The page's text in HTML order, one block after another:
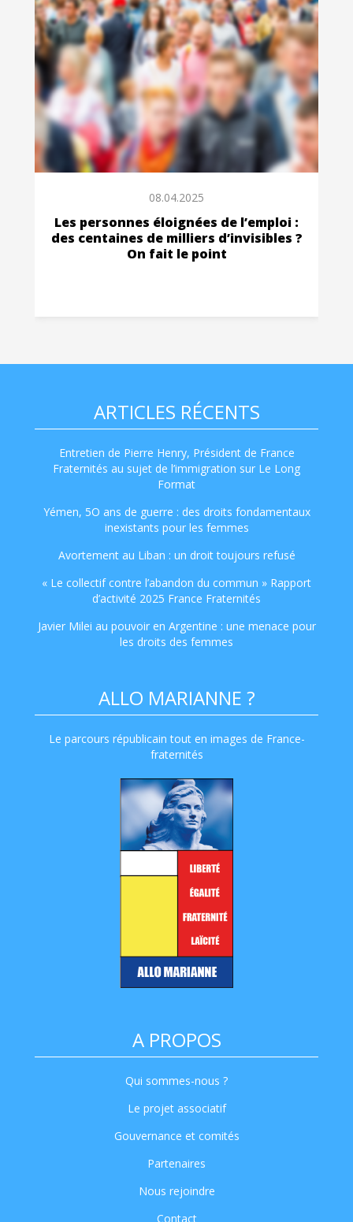
08.04.2025
Les personnes éloignées de l’emploi :
des centaines de milliers d’invisibles ?
On fait le point
ARTICLES RÉCENTS
Entretien de Pierre Henry, Président de France
Fraternités au sujet de l’immigration sur Le Long
Format
Yémen, 5O ans de guerre : des droits fondamentaux
inexistants pour les femmes
Avortement au Liban : un droit toujours refusé
« Le collectif contre l’abandon du commun » Rapport
d’activité 2025 France Fraternités
Javier Milei au pouvoir en Argentine : une menace pour
les droits des femmes
ALLO MARIANNE ?
Le parcours républicain tout en images de France-
fraternités
A PROPOS
Qui sommes-nous ?
Le projet associatif
Gouvernance et comités
Partenaires
Nous rejoindre
Contact